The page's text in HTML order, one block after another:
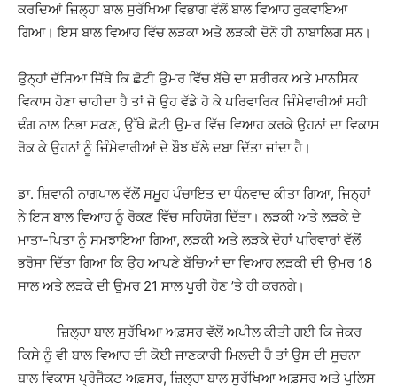
ਕਰਦਿਆਂ ਜ਼ਿਲ੍ਹਾ ਬਾਲ ਸੁਰੱਖਿਆ ਵਿਭਾਗ ਵੱਲੋਂ ਬਾਲ ਵਿਆਹ ਰੁਕਵਾਇਆ
ਗਿਆ। ਇਸ ਬਾਲ ਵਿਆਹ ਵਿੱਚ ਲੜਕਾ ਅਤੇ ਲੜਕੀ ਦੋਨੋ ਹੀ ਨਾਬਾਲਿਗ ਸਨ।
ਉਨ੍ਹਾਂ ਦੱਸਿਆ ਜਿੱਥੇ ਕਿ ਛੋਟੀ ਉਮਰ ਵਿੱਚ ਬੱਚੇ ਦਾ ਸ਼ਰੀਰਕ ਅਤੇ ਮਾਨਸਿਕ
ਵਿਕਾਸ ਹੋਣਾ ਚਾਹੀਦਾ ਹੈ ਤਾਂ ਜੋ ਉਹ ਵੱਡੇ ਹੋ ਕੇ ਪਰਿਵਾਰਿਕ ਜਿੰਮੇਵਾਰੀਆਂ ਸਹੀ
ਢੰਗ ਨਾਲ ਨਿਭਾ ਸਕਣ, ਉੱਥੇ ਛੋਟੀ ਉਮਰ ਵਿੱਚ ਵਿਆਹ ਕਰਕੇ ਉਹਨਾਂ ਦਾ ਵਿਕਾਸ
ਰੋਕ ਕੇ ਉਹਨਾਂ ਨੂੰ ਜਿੰਮੇਵਾਰੀਆਂ ਦੇ ਬੌਝ ਥੱਲੇ ਦਬਾ ਦਿੱਤਾ ਜਾਂਦਾ ਹੈ।
ਡਾ. ਸ਼ਿਵਾਨੀ ਨਾਗਪਾਲ ਵੱਲੋਂ ਸਮੂਹ ਪੰਚਾਇਤ ਦਾ ਧੰਨਵਾਦ ਕੀਤਾ ਗਿਆ, ਜਿਨ੍ਹਾਂ
ਨੇ ਇਸ ਬਾਲ ਵਿਆਹ ਨੂੰ ਰੋਕਣ ਵਿੱਚ ਸਹਿਯੋਗ ਦਿੱਤਾ। ਲੜਕੀ ਅਤੇ ਲੜਕੇ ਦੇ
ਮਾਤਾ-ਪਿਤਾ ਨੂੰ ਸਮਝਾਇਆ ਗਿਆ, ਲੜਕੀ ਅਤੇ ਲੜਕੇ ਦੋਹਾਂ ਪਰਿਵਾਰਾਂ ਵੱਲੋਂ
ਭਰੋਸਾ ਦਿੱਤਾ ਗਿਆ ਕਿ ਉਹ ਆਪਣੇ ਬੱਚਿਆਂ ਦਾ ਵਿਆਹ ਲੜਕੀ ਦੀ ਉਮਰ 18
ਸਾਲ ਅਤੇ ਲੜਕੇ ਦੀ ਉਮਰ 21 ਸਾਲ ਪੂਰੀ ਹੋਣ ’ਤੇ ਹੀ ਕਰਨਗੇ।
ਜ਼ਿਲ੍ਹਾ ਬਾਲ ਸੁਰੱਖਿਆ ਅਫ਼ਸਰ ਵੱਲੋਂ ਅਪੀਲ ਕੀਤੀ ਗਈ ਕਿ ਜੇਕਰ
ਕਿਸੇ ਨੂੰ ਵੀ ਬਾਲ ਵਿਆਹ ਦੀ ਕੋਈ ਜਾਣਕਾਰੀ ਮਿਲਦੀ ਹੈ ਤਾਂ ਉਸ ਦੀ ਸੂਚਨਾ
ਬਾਲ ਵਿਕਾਸ ਪ੍ਰੋਜੈਕਟ ਅਫ਼ਸਰ, ਜ਼ਿਲ੍ਹਾ ਬਾਲ ਸੁਰੱਖਿਆ ਅਫ਼ਸਰ ਅਤੇ ਪੁਲਿਸ